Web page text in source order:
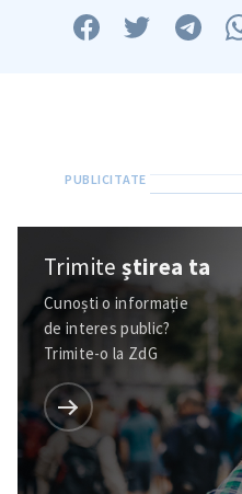
Trimite o informație
in English
Trimiteștirea ta
Cunoști o informație
de interes public?
Trimite-o la ZdG